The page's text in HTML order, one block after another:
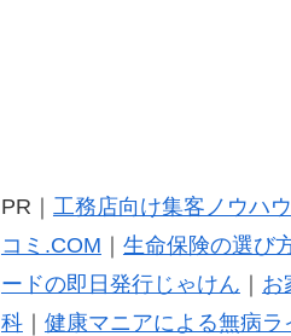
PR｜ 工務店向け集客ノウハウ
コミ.COM
生命保険の選び
ードの即日発行じゃけん
お
科｜ 健康マニアによる無病ラ